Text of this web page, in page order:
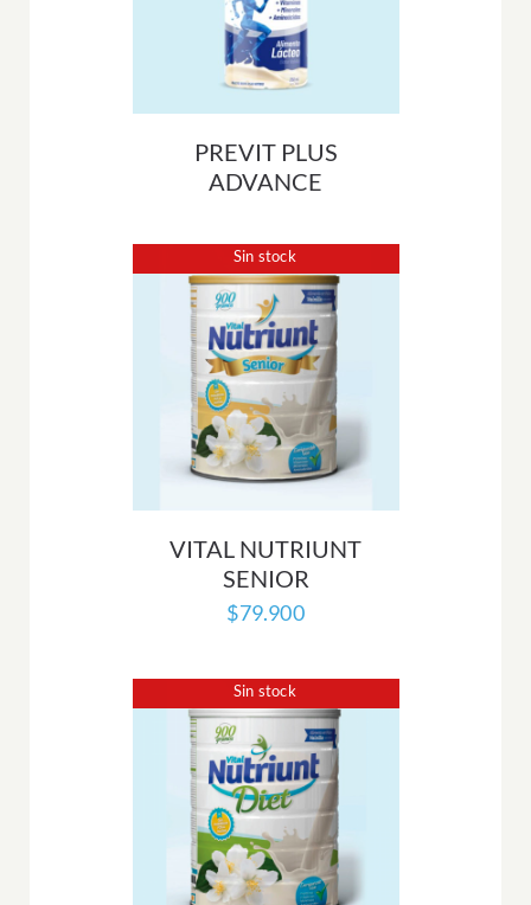
PREVIT PLUS
ADVANCE
Sin stock
VITAL NUTRIUNT
SENIOR
$79.900
Sin stock